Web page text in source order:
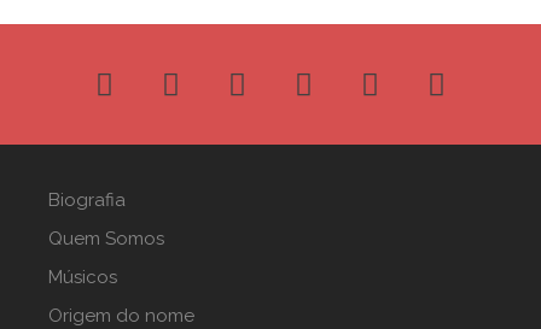
Biografia
Quem Somos
Músicos
Origem do nome